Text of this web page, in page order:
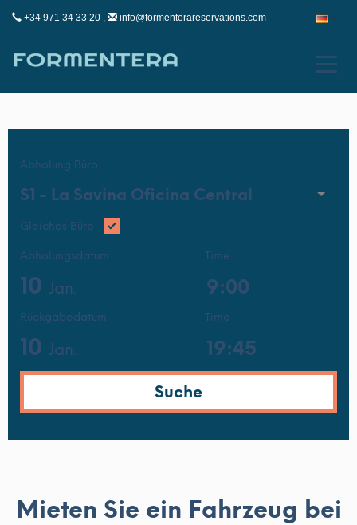
+34 971 34 33 20 , info@formenterareservations.com
Abholung Büro
S1 - La Savina Oficina Central
Gleiches Büro
Abholungsdatum
10 Jan.
Time
Rückgabedatum
10 Jan.
Time
Mieten Sie ein Fahrzeug bei